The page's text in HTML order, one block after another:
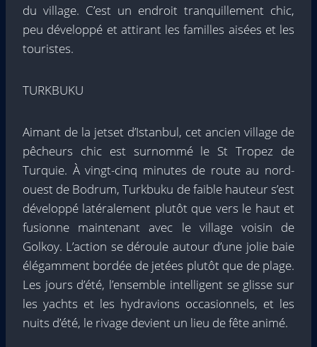
du village. C’est un endroit tranquillement chic,
peu développé et attirant les familles aisées et les
touristes.
TURKBUKU
Aimant de la jetset d’Istanbul, cet ancien village de
pêcheurs chic est surnommé le St Tropez de
Turquie. À vingt-cinq minutes de route au nord-
ouest de Bodrum, Turkbuku de faible hauteur s’est
développé latéralement plutôt que vers le haut et
fusionne maintenant avec le village voisin de
Golkoy. L’action se déroule autour d’une jolie baie
élégamment bordée de jetées plutôt que de plage.
Les jours d’été, l’ensemble intelligent se glisse sur
les yachts et les hydravions occasionnels, et les
nuits d’été, le rivage devient un lieu de fête animé.